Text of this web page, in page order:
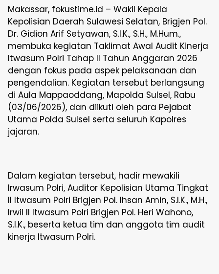
Makassar, fokustime.id – Wakil Kepala
Kepolisian Daerah Sulawesi Selatan, Brigjen Pol.
Dr. Gidion Arif Setyawan, S.I.K., S.H., M.Hum.,
membuka kegiatan Taklimat Awal Audit Kinerja
Itwasum Polri Tahap II Tahun Anggaran 2026
dengan fokus pada aspek pelaksanaan dan
pengendalian. Kegiatan tersebut berlangsung
di Aula Mappaoddang, Mapolda Sulsel, Rabu
(03/06/2026), dan diikuti oleh para Pejabat
Utama Polda Sulsel serta seluruh Kapolres
jajaran.
Dalam kegiatan tersebut, hadir mewakili
Irwasum Polri, Auditor Kepolisian Utama Tingkat
II Itwasum Polri Brigjen Pol. Ihsan Amin, S.I.K., M.H.,
Irwil II Itwasum Polri Brigjen Pol. Heri Wahono,
S.I.K., beserta ketua tim dan anggota tim audit
kinerja Itwasum Polri.